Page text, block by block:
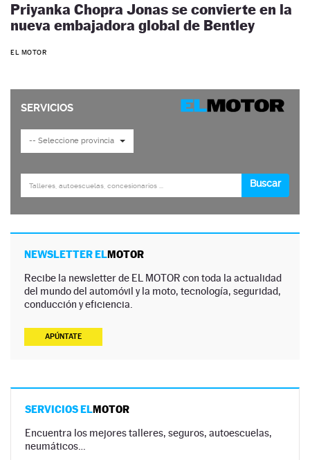
Priyanka Chopra Jonas se convierte en la
nueva embajadora global de Bentley
EL MOTOR
NEWSLETTER ELMOTOR
Recibe la newsletter de EL MOTOR con toda la actualidad
del mundo del automóvil y la moto, tecnología, seguridad,
conducción y eficiencia.
APÚNTATE
SERVICIOS ELMOTOR
Encuentra los mejores talleres, seguros, autoescuelas,
neumáticos…